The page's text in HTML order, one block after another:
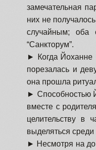
замечательная
них не
случайным; оба
“Санкторум”.
► Когда Йоханне
порезалась и
она прошла
► Способностью
вместе с
целительству в
выделяться
► Несмотря на